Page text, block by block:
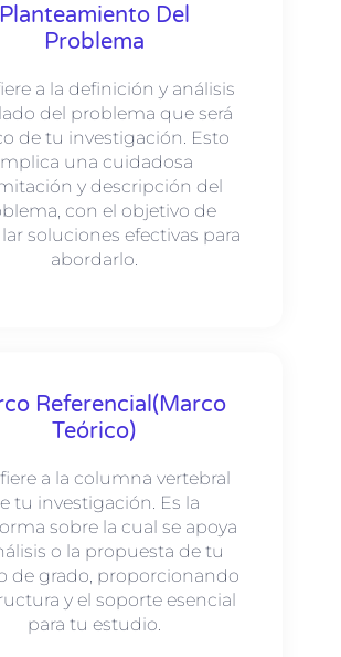
Planteamiento Del
Problema
a la definición y análisis
del problema que será
de tu investigación. Esto
una cuidadosa
y descripción del
con el objetivo de
soluciones efectivas para
abordarlo.
Referencial(marco
Teórico)
a la columna vertebral
tu investigación. Es la
sobre la cual se apoya
o la propuesta de tu
de grado, proporcionando
y el soporte esencial
para tu estudio.